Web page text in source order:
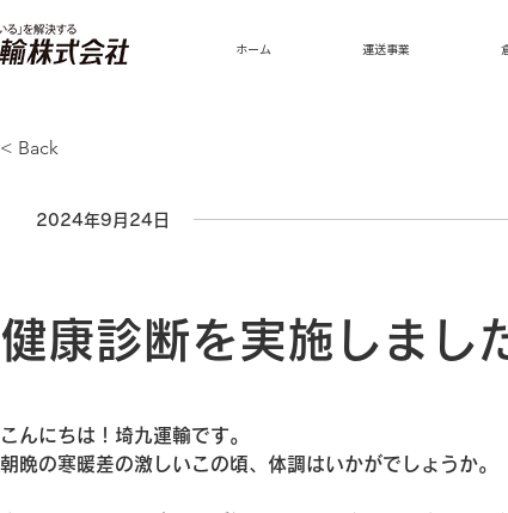
ホーム 運送事業
< Back
2024年9月24日
健康診断を実施しまし
こんにちは！埼九運輸です。
朝晩の寒暖差の激しいこの頃、体調はいかがでしょうか。